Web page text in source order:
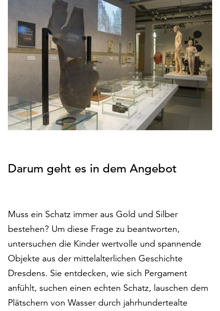
Betrieb
der
Seite
notwendig
(funktionale
sowie
solche,
die
lediglich
Statistikzwecken
Sie
auf
„Alle
akzeptieren“,
um
alle
Cookies
zu
Darum geht es in dem Angebot
Muss ein Schatz immer aus Gold und Silber
bestehen? Um diese Frage zu beantworten,
untersuchen die Kinder wertvolle und spannende
Objekte aus der mittelalterlichen Geschichte
Dresdens. Sie entdecken, wie sich Pergament
anfühlt, suchen einen echten Schatz, lauschen dem
Plätschern von Wasser durch jahrhundertealte